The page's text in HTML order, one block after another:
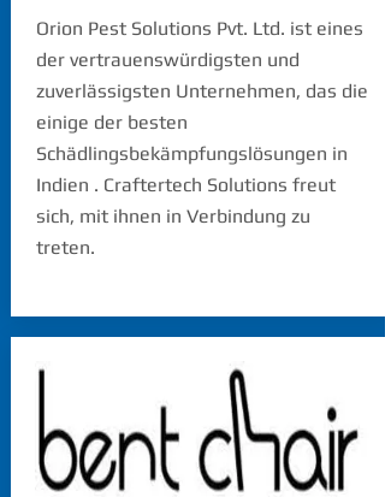
Orion Pest Solutions Pvt. Ltd. ist eines
der vertrauenswürdigsten und
zuverlässigsten Unternehmen, das die
einige der besten
Schädlingsbekämpfungslösungen in
Indien . Craftertech Solutions freut
sich, mit ihnen in Verbindung zu
treten.